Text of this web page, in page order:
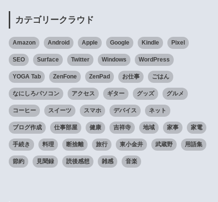
カテゴリークラウド
Amazon Android Apple Google Kindle Pixel
SEO Surface Twitter Windows WordPress
YOGA Tab ZenFone ZenPad お仕事 ごはん
なにしろパソコン アクセス ギター グッズ グルメ
コーヒー スイーツ スマホ デバイス ネット
ブログ作成 仕事部屋 健康 吉祥寺 地域 家事 家電
手続き 料理 断捨離 旅行 東小金井 武蔵野 用語集
節約 見聞録 読後感想 雑感 音楽